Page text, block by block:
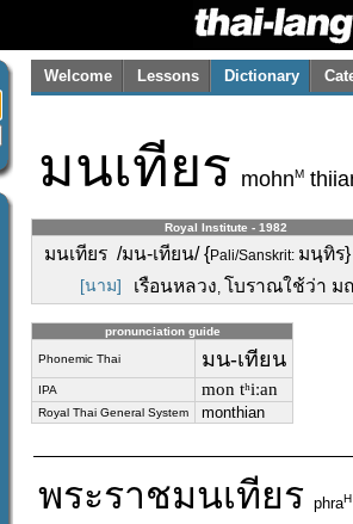
Welcome Lessons Dictionary
มนเทียร mohnM
Royal Institute - 1982
มนเทียร /มน-เทียน/ {Pali/Sanskrit: มนฺทิร}
[นาม] เรือนหลวง, โบราณใช้ว่า ม
pronunciation guide
Phonemic Thai มน-เทียน
IPA mon tʰiːan
Royal Thai General System monthian
พระราชมนเทียร phraH